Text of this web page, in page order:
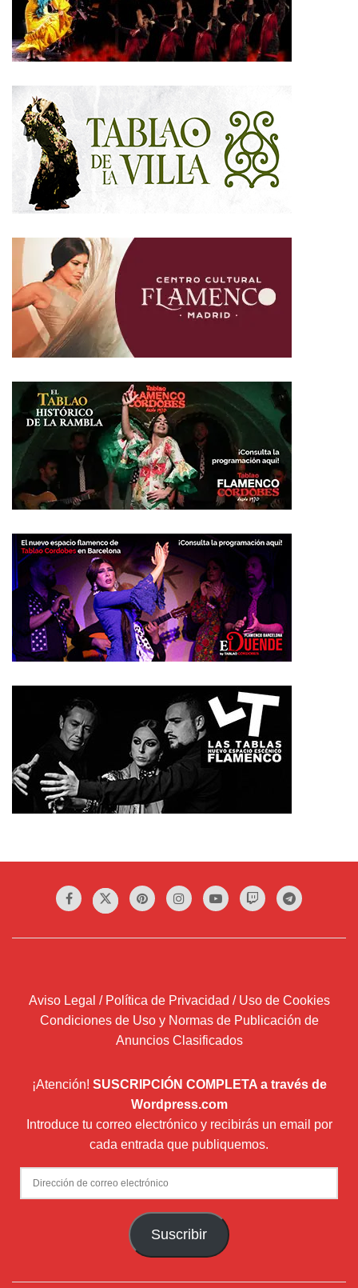
Aviso Legal / Política de Privacidad / Uso de Cookies
Condiciones de Uso y Normas de Publicación de
Anuncios Clasificados
¡Atención! SUSCRIPCIÓN COMPLETA a través de
Wordpress.com
Introduce tu correo electrónico y recibirás un email por
cada entrada que publiquemos.
Dirección
de
Suscribir